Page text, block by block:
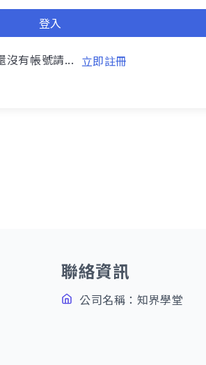
登入
沒有帳號請... 立即註冊
聯絡資訊
公司名稱：知界學堂